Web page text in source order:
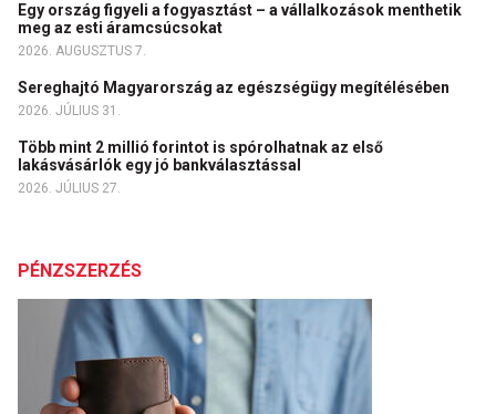
Egy ország figyeli a fogyasztást – a vállalkozások menthetik
meg az esti áramcsúcsokat
2026. AUGUSZTUS 7.
Sereghajtó Magyarország az egészségügy megítélésében
2026. JÚLIUS 31.
Több mint 2 millió forintot is spórolhatnak az első
lakásvásárlók egy jó bankválasztással
2026. JÚLIUS 27.
PÉNZSZERZÉS